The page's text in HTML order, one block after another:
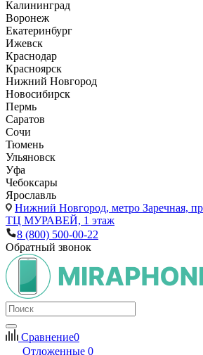
Калининград
Воронеж
Екатеринбург
Ижевск
Краснодар
Красноярск
Нижний Новгород
Новосибирск
Пермь
Саратов
Сочи
Тюмень
Ульяновск
Уфа
Чебоксары
Ярославль
Нижний Новгород, метро Заречная,
ТЦ МУРАВЕЙ, 1 этаж
8 (800) 500-00-22
Обратный звонок
Сравнение0
Отложенные 0